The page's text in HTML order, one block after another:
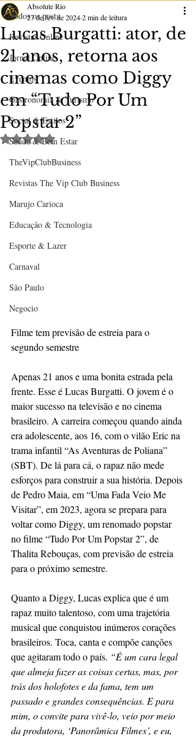
Todos os posts
Revistas Online
Jornal Online
Eventos
Gastronomia & Turismo
Social & Estilos
Saúde & Bem Estar
TheVipClubBusiness
Revistas The Vip Club Business
Marujo Carioca
Educação & Tecnologia
Esporte & Lazer
Carnaval
São Paulo
Negocio
Lucas Burgatti: ator, de
21 anos, retorna aos
cinemas como Diggy
em “Tudo Por Um
Popstar 2”
Absolute Rio
27 de fev. de 20242 min de leitura
Avaliado com NaN de 5 estrelas.
Filme tem previsão de estreia para o
segundo semestre
Apenas 21 anos e uma bonita estrada pela
frente. Esse é Lucas Burgatti. O jovem é o
maior sucesso na televisão e no cinema
brasileiro. A carreira começou quando ainda
era adolescente, aos 16, com o vilão Eric na
trama infantil “As Aventuras de Poliana”
(SBT). De lá para cá, o rapaz não mede
esforços para construir a sua história. Depois
de Pedro Maia, em “Uma Fada Veio Me
Visitar”, em 2023, agora se prepara para
voltar como Diggy, um renomado popstar
no filme “Tudo Por Um Popstar 2”, de
Thalita Rebouças, com previsão de estreia
para o próximo semestre.
Quanto a Diggy, Lucas explica que é um
rapaz muito talentoso, com uma trajetória
musical que conquistou inúmeros corações
brasileiros. Toca, canta e compõe canções
que agitaram todo o país. “É um cara legal
que almeja fazer as coisas certas, mas, por
trás dos holofotes e da fama, tem um
passado e grandes consequências. E para
mim, o convite para vivê-lo, veio por meio
da produtora, ‘Panorâmica Filmes’, e eu,